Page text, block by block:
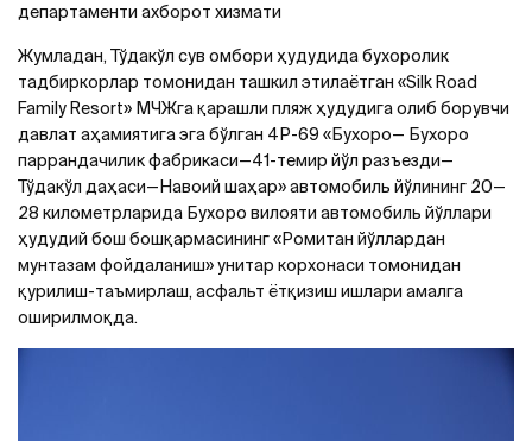
департаменти ахборот хизмати
Жумладан, Тўдакўл сув омбори ҳудудида бухоролик
тадбиркорлар томонидан ташкил этилаётган «Silk Road
Family Resort» МЧЖга қарашли пляж ҳудудига олиб борувчи
давлат аҳамиятига эга бўлган 4Р-69 «Бухоро— Бухоро
паррандачилик фабрикаси—41-темир йўл разъезди—
Тўдакўл даҳаси—Навоий шаҳар» автомобиль йўлининг 20—
28 километрларида Бухоро вилояти автомобиль йўллари
ҳудудий бош бошқармасининг «Ромитан йўллардан
мунтазам фойдаланиш» унитар корхонаси томонидан
қурилиш-таъмирлаш, асфальт ётқизиш ишлари амалга
оширилмоқда.